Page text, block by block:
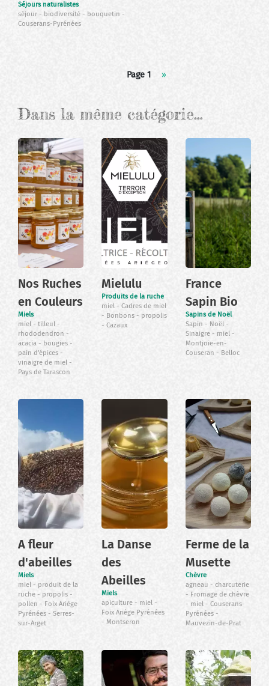
Séjours naturalistes
séjour
biodiversité
bouquetin
Couserans-Pyrénées
Page 1
Page
››
Dans la même catégorie…
Nos Ruches
en Couleurs
Miels
miel
tilleul
rhododendron
acacia
bougies
pain d'épices
vinaigre de miel
Pays de Tarascon
Mielulu
Produits de la ruche
miel
Cadres de miel
Bonbons
propolis
Cazaux
France
Sapin Bio
Sapins de Noël
Sapin
Noël
Sinaigre
miel
Montjoie-en-
Couseran
Belloc
A fleur
d'abeilles
Miels
miel
produit de la
ruche
propolis
pollen
Foix Ariège
Pyrénées
Serres-
sur-Arget
La Danse
des
Abeilles
Miels
apiculture
miel
Foix Ariège Pyrénées
Montseron
Ferme de la
Musette
Chèvre
agneau
charcuterie
Fromage de chèvre
miel
Couserans-
Pyrénées
Mauvezin-de-Prat